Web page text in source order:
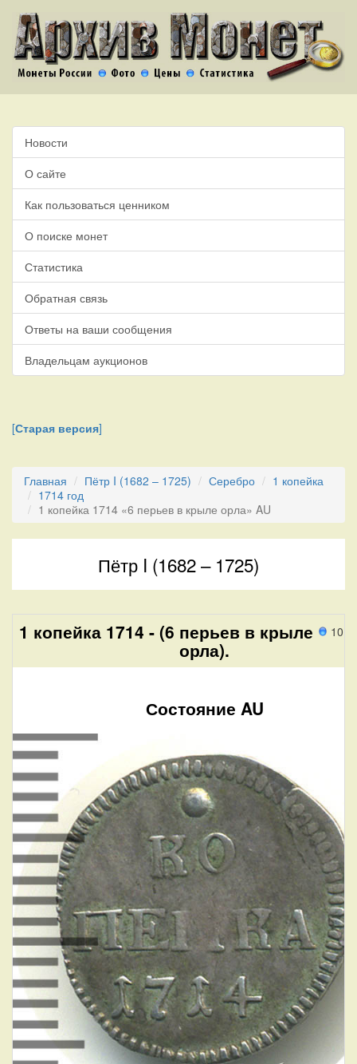
Новости
О сайте
Как пользоваться ценником
О поиске монет
Статистика
Обратная связь
Ответы на ваши сообщения
Владельцам аукционов
[Старая версия]
Главная Пётр I (1682 – 1725) Серебро
1 копейка
1714 год
1 копейка 1714 «6 перьев в крыле орла» AU
Пётр I (1682 – 1725)
10
1 копейка 1714 - (6 перьев в крыле
орла).
Состояние AU